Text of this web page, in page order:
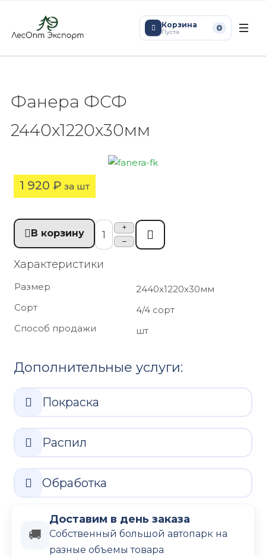
Корзина
Пуста 0
Фанера ФСФ
2440х1220х30мм
1 920 ₽ за шт
В корзину
+
–
Купить в 1 клик
Характеристики
Размер
2440х1220х30мм
Сорт
4/4 сорт
Способ продажи
шт
Дополнительные услуги:
Покраска
Распил
Обработка
🚚
Доставим в день заказа
Собственный большой автопарк на
разные объемы товара